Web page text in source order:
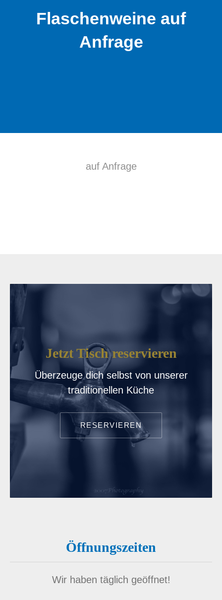
Flaschenweine auf
Anfrage
auf Anfrage
Jetzt Tisch reservieren
Überzeuge dich selbst von unserer
traditionellen Küche
RESERVIEREN
Öffnungszeiten
Wir haben täglich geöffnet!